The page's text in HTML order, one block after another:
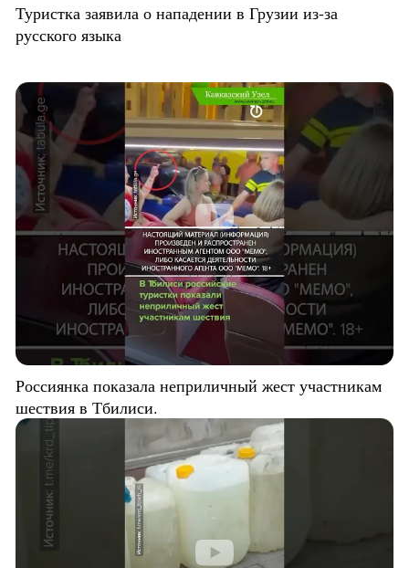
Туристка заявила о нападении в Грузии из-за
русского языка
Россиянка показала неприличный жест участникам
шествия в Тбилиси.